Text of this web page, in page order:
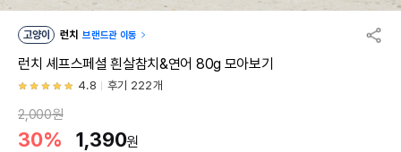
고양이 런치 브랜드관 이동
런치 셰프스페셜 흰살참치&연어 80g 모아보기
4.8 후기 222개
2,000원
30% 1,390원